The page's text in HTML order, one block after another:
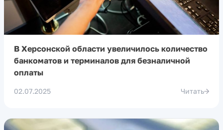
В Херсонской области увеличилось количество
банкоматов и терминалов для безналичной
оплаты
02.07.2025 Читать